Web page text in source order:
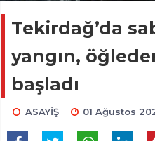
Tekirdağ’da
yangın,
başladı
ASAYİŞ 01 Ağustos